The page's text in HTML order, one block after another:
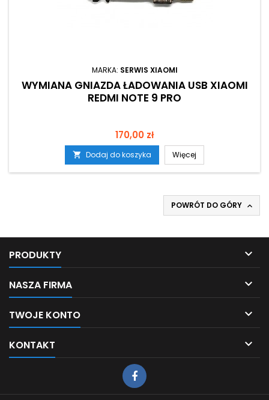
MARKA: SERWIS XIAOMI
WYMIANA GNIAZDA ŁADOWANIA USB XIAOMI
REDMI NOTE 9 PRO
Cena
170,00 zł
 Dodaj do koszyka Więcej
POWRÓT DO GÓRY 
PRODUKTY 
NASZA FIRMA 
TWOJE KONTO 
KONTAKT 